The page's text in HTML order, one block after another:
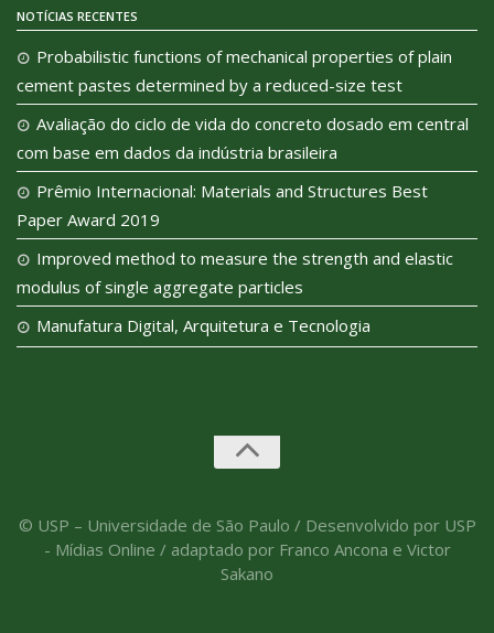
NOTÍCIAS RECENTES
Probabilistic functions of mechanical properties of plain
cement pastes determined by a reduced-size test
Avaliação do ciclo de vida do concreto dosado em central
com base em dados da indústria brasileira
Prêmio Internacional: Materials and Structures Best
Paper Award 2019
Improved method to measure the strength and elastic
modulus of single aggregate particles
Manufatura Digital, Arquitetura e Tecnologia
© USP – Universidade de São Paulo / Desenvolvido por USP
- Mídias Online / adaptado por Franco Ancona e Victor
Sakano